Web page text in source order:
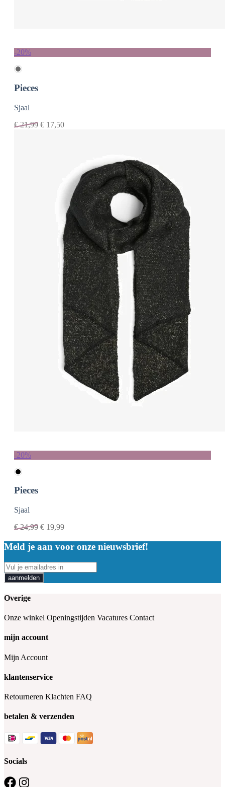
-20%
Pieces
Sjaal
€21,99 € 17,50
-20%
Pieces
Sjaal
€24,99 € 19,99
Meld je aan voor onze nieuwsbrief!
aanmelden
Overige
Onze winkel Openingstijden Vacatures Contact
mijn account
Mijn Account
klantenservice
Retourneren Klachten FAQ
betalen & verzenden
Socials